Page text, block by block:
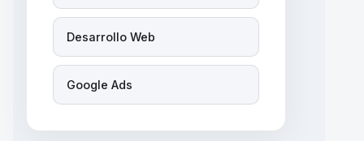
Desarrollo Web
Google Ads